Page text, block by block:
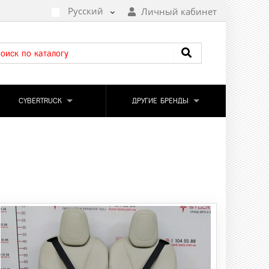
Русский Личный кабинет
CYBERTRUCK ДРУГИЕ БРЕНДЫ